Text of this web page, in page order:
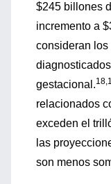
$245 billones
incremento a
consideran
gestacional.
relacionados
exceden el
las
son menos